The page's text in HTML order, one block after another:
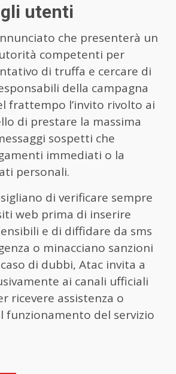
utenti
che presenterà un
competenti per
di truffa e cercare di
della campagna
frattempo l’invito rivolto ai
di prestare la massima
sospetti che
immediati o la
personali.
di verificare sempre
web prima di inserire
e di diffidare da sms
o minacciano sanzioni
di dubbi, Atac invita a
ai canali ufficiali
ricevere assistenza o
funzionamento del servizio